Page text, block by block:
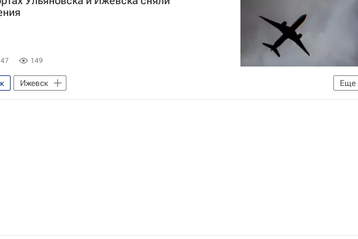
149
Еще
Ижевск
агентство воздушного транспорта (Росавиация)
Безопасность